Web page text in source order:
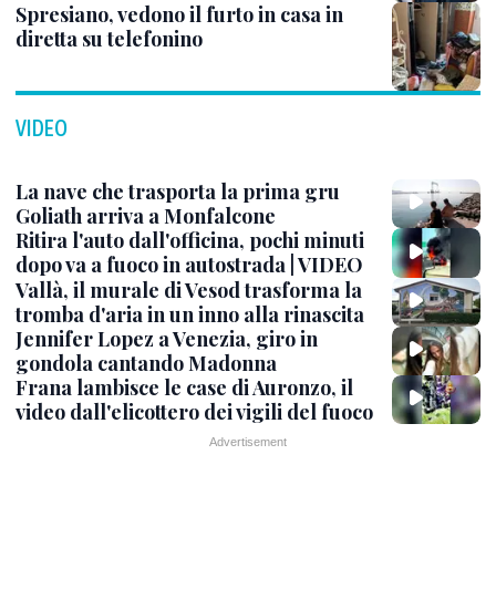
Spresiano, vedono il furto in casa in
diretta su telefonino
VIDEO
La nave che trasporta la prima gru
Goliath arriva a Monfalcone
Ritira l'auto dall'officina, pochi minuti
dopo va a fuoco in autostrada | VIDEO
Vallà, il murale di Vesod trasforma la
tromba d'aria in un inno alla rinascita
Jennifer Lopez a Venezia, giro in
gondola cantando Madonna
Frana lambisce le case di Auronzo, il
video dall'elicottero dei vigili del fuoco